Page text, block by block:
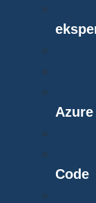
Azure
Code